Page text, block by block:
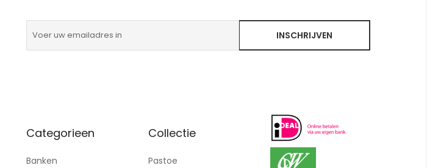
INSCHRIJVEN
Categorieen
Banken
Collectie
Pastoe